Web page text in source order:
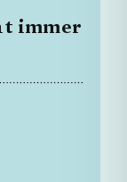
immer